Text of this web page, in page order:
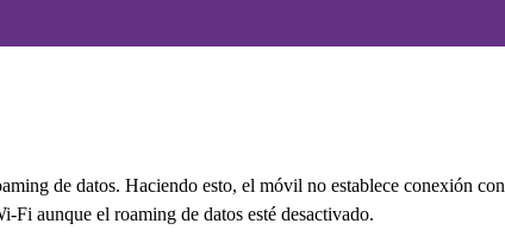
de datos. Haciendo esto, el móvil no establece conexión con
aunque el roaming de datos esté desactivado.